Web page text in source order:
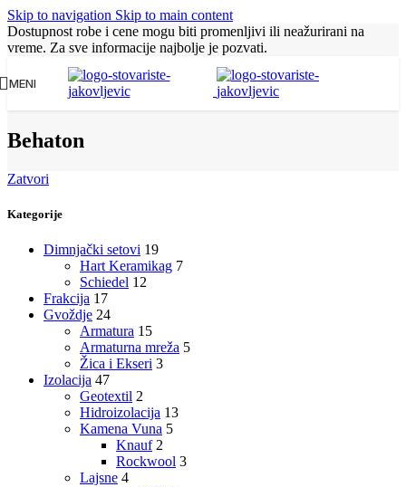
Skip to navigation Skip to main content
Dostupnost robe i cene mogu biti promenljivi ili neažurirani na
vreme. Za sve informacije najbolje je pozvati.
MENI
Behaton
Zatvori
Kategorije
Dimnjački setovi 19
Hart Keramikag 7
Schiedel 12
Frakcija 17
Gvoždje 24
Armatura 15
Armaturna mreža 5
Žica i Ekseri 3
Izolacija 47
Geotextil 2
Hidroizolacija 13
Kamena Vuna 5
Knauf 2
Rockwool 3
Lajsne 4